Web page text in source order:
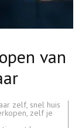
van
zelf, snel huis
, zelf je